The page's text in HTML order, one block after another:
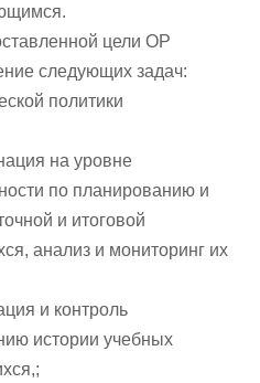
цели ОР
следующих задач:
политики
на уровне
по планированию и
и итоговой
анализ и мониторинг их
и контроль
истории учебных